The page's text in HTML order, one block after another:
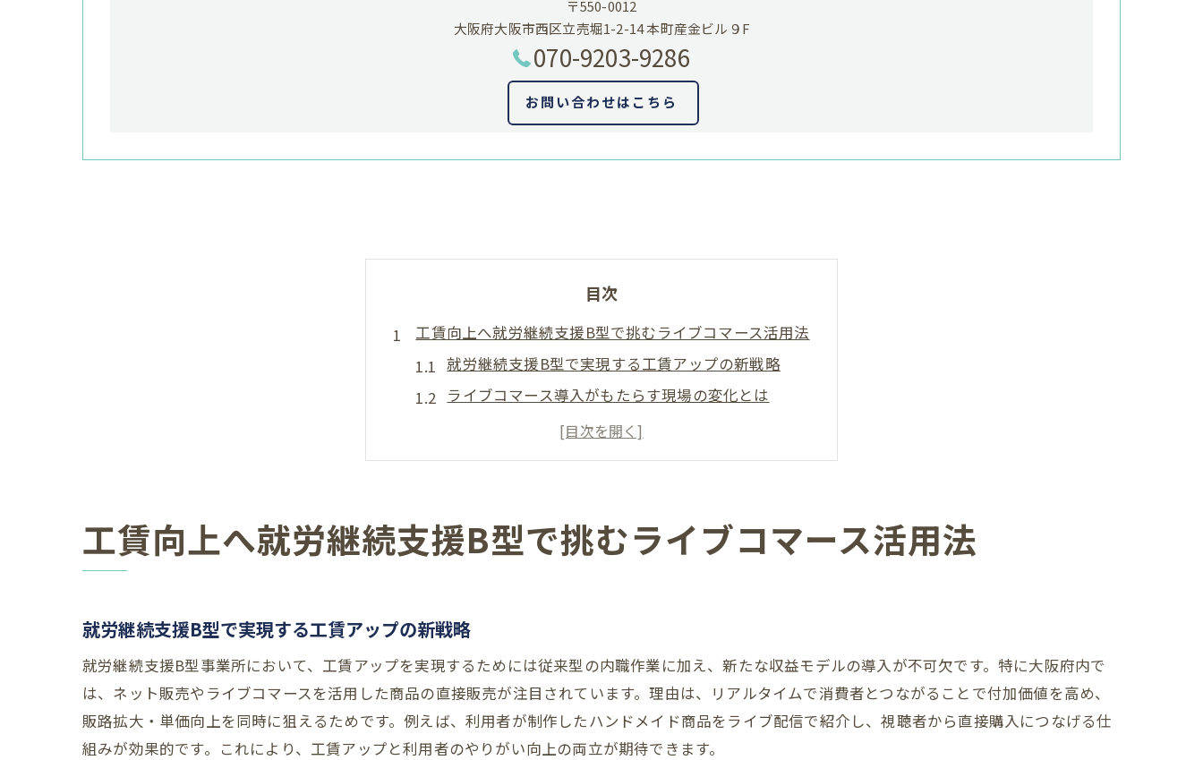
〒550-0012
大阪府大阪市西区立売堀1-2-14 本町産金ビル９F
070-9203-9286
お問い合わせはこちら
目次
工賃向上へ就労継続支援B型で挑むライブコマース活用法
就労継続支援B型で実現する工賃アップの新戦略
ライブコマース導入がもたらす現場の変化とは
利用者目線で考える販売チャネル拡大のポイント
就労継続支援B型の工賃向上に役立つ手法を解説
持続的成長を目指すライブコマースの活用術
大阪府内のB型事業所における新収益モデルの可能性
ライブコマースがもたらす経営安定化のカギ
収益力を高めるための事業所運営の工夫とは
就労継続支援B型の将来を支えるモデル事例
多様な収益源確保へ向けた実践ステップ
工賃向上へ就労継続支援B型で挑むライブコマース活用法
就労継続支援B型で実現する工賃アップの新戦略
就労継続支援B型事業所において、工賃アップを実現するためには従来型の内職作業に加え、新たな収益モデルの導入が不可欠です。特に大阪府内で
は、ネット販売やライブコマースを活用した商品の直接販売が注目されています。理由は、リアルタイムで消費者とつながることで付加価値を高め、
販路拡大・単価向上を同時に狙えるためです。例えば、利用者が制作したハンドメイド商品をライブ配信で紹介し、視聴者から直接購入につなげる仕
組みが効果的です。これにより、工賃アップと利用者のやりがい向上の両立が期待できます。